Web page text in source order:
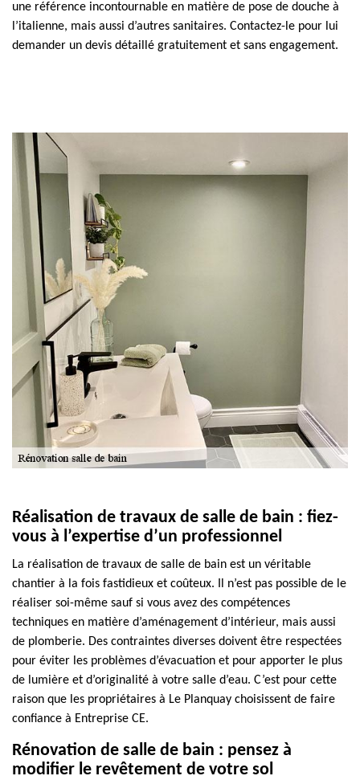
une référence incontournable en matière de pose de douche à
l’italienne, mais aussi d’autres sanitaires. Contactez-le pour lui
demander un devis détaillé gratuitement et sans engagement.
Réalisation de travaux de salle de bain : fiez-
vous à l’expertise d’un professionnel
La réalisation de travaux de salle de bain est un véritable
chantier à la fois fastidieux et coûteux. Il n’est pas possible de le
réaliser soi-même sauf si vous avez des compétences
techniques en matière d’aménagement d’intérieur, mais aussi
de plomberie. Des contraintes diverses doivent être respectées
pour éviter les problèmes d’évacuation et pour apporter le plus
de lumière et d’originalité à votre salle d’eau. C’est pour cette
raison que les propriétaires à Le Planquay choisissent de faire
confiance à Entreprise CE.
Rénovation de salle de bain : pensez à
modifier le revêtement de votre sol